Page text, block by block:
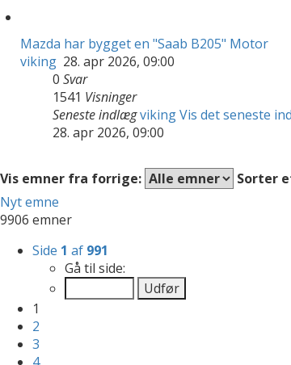
Mazda har bygget en "Saab B205" Motor
viking 28. apr 2026, 09:00
0 Svar
1541 Visninger
Seneste indlægvikingVis det seneste
28. apr 2026, 09:00
Vis emner fra forrige:
Sorter
Nyt emne
9906 emner
Side 1 af 991
Gå til side:
1
2
3
4